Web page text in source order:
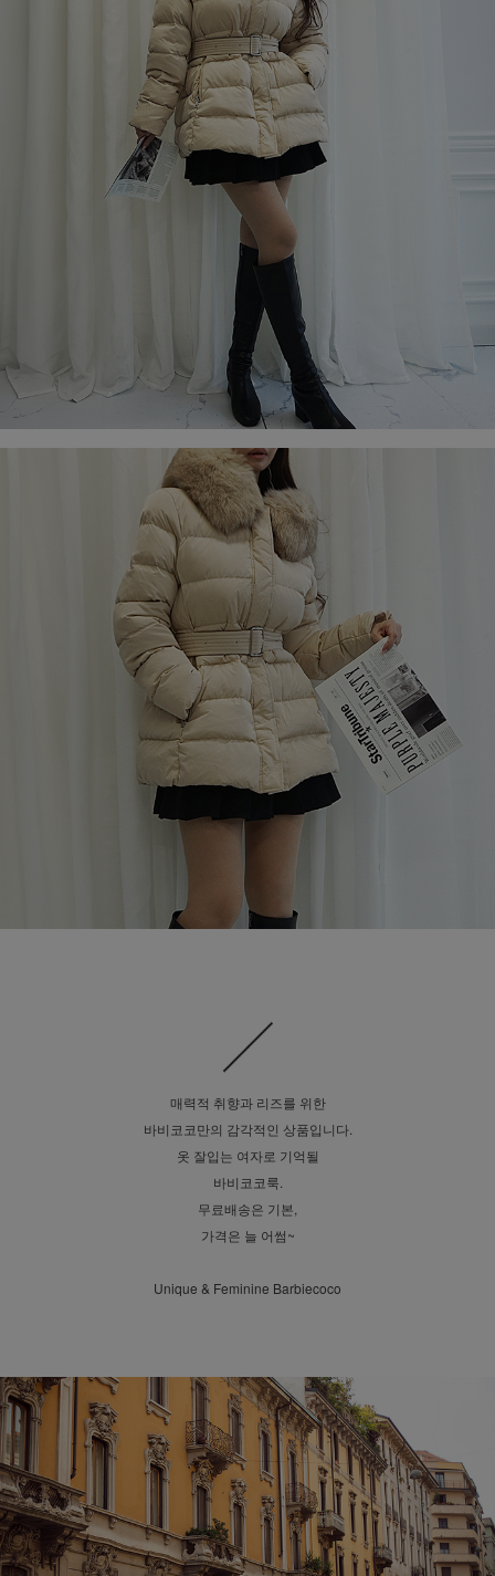
매력적 취향과 리즈를 위한
바비코코만의 감각적인 상품입니다.
옷 잘입는 여자로 기억될
바비코코룩.
무료배송은 기본,
가격은 늘 어썸~
Unique & Feminine Barbiecoco